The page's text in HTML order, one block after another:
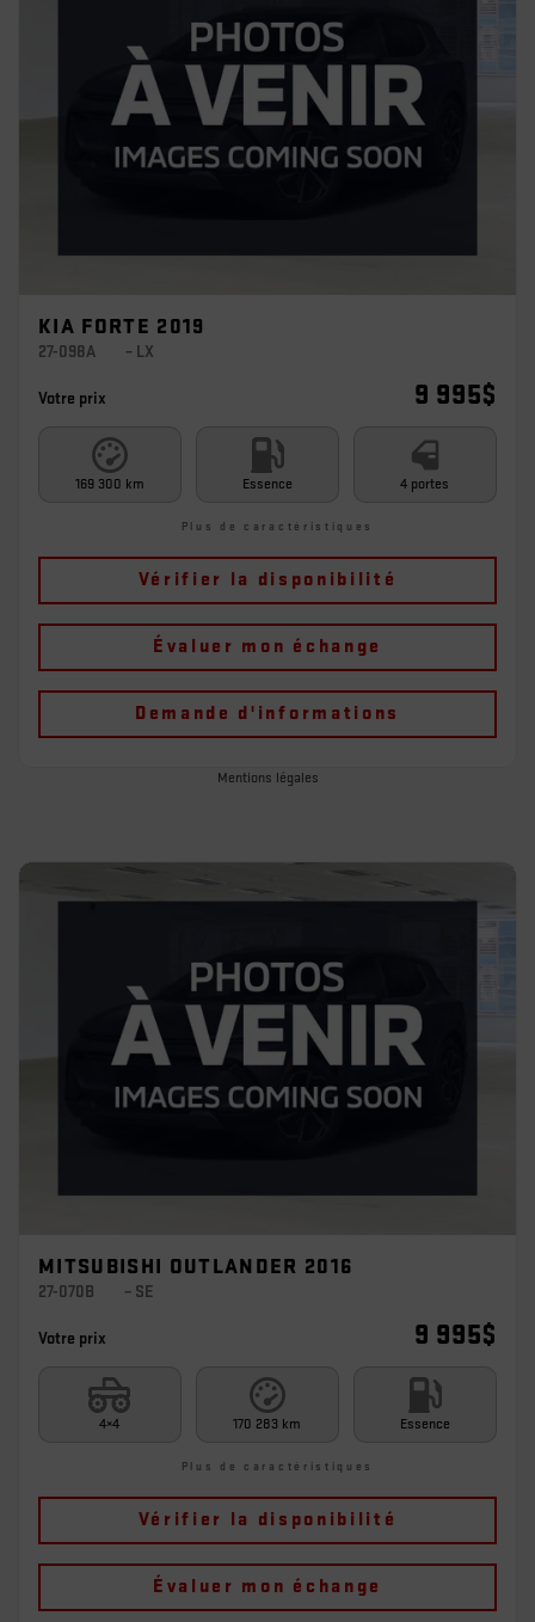
KIA FORTE 2019
27-098A – LX
Votre prix 9 995$
169 300 km Essence 4 portes
Plus de caractéristiques
Vérifier la disponibilité
Évaluer mon échange
Demande d'informations
Mentions légales
MITSUBISHI OUTLANDER 2016
27-070B – SE
Votre prix 9 995$
4×4 170 283 km Essence
Plus de caractéristiques
Vérifier la disponibilité
Évaluer mon échange